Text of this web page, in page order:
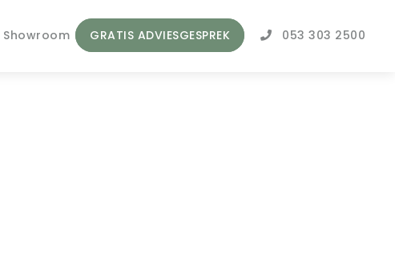
Showroom GRATIS ADVIESGESPREK 053 303 2500